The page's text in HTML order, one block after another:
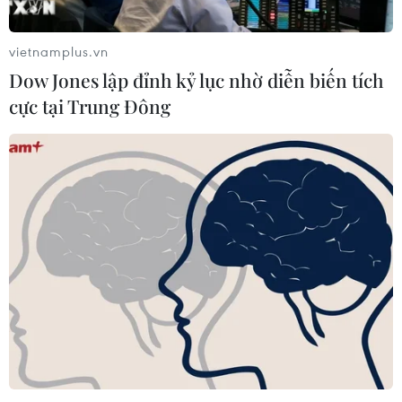
04/08/2026 23:09
Mỹ trục xuất gần 1,5 triệu người nhập
cư trái phép trong 12 tháng
04/08/2026 22:43
WHO ghi nhận tín hiệu tích cực từ
thử nghiệm điều trị Ebola tại Congo
04/08/2026 22:42
Italy: Hai trận động đất liên tiếp làm
rung chuyển khu vực gần tháp
nghiêng Pisa
vietnamplus.vn
Dow Jones lập đỉnh kỷ lục nhờ diễn biến tích
cực tại Trung Đông